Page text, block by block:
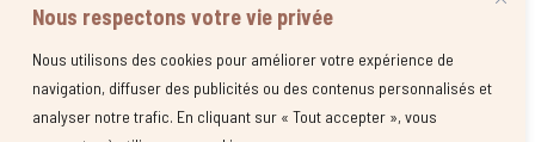
Nous respectons votre vie privée
Nous utilisons des cookies pour améliorer votre expérience de
navigation, diffuser des publicités ou des contenus personnalisés et
analyser notre trafic. En cliquant sur « Tout accepter », vousPosts antérieurs »